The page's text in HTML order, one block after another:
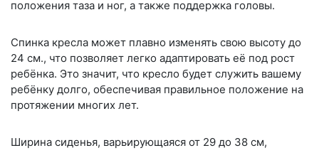
положения таза и ног, а также поддержка головы.
Спинка кресла может плавно изменять свою высоту до
24 см., что позволяет легко адаптировать её под рост
ребёнка. Это значит, что кресло будет служить вашему
ребёнку долго, обеспечивая правильное положение на
протяжении многих лет.
Ширина сиденья, варьирующаяся от 29 до 38 см,